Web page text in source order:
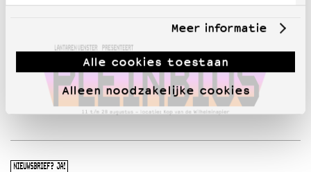
Meer informatie
Alle cookies toestaan
Alleen noodzakelijke cookies
Integriteits- en gedragscode
Culturele boycot Israël
Ruimte voor artistieke vrijheid – VNPF
NIEUWSBRIEF? JA!